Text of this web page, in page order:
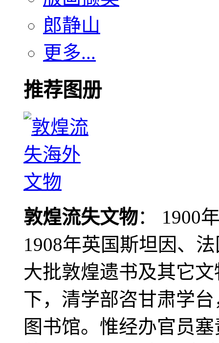
郎静山
更多...
推荐图册
敦煌流失文物： 1900
1908年英国斯坦因、
大批敦煌遗书及其它
下，清学部咨甘肃学
图书馆。惟经办官员